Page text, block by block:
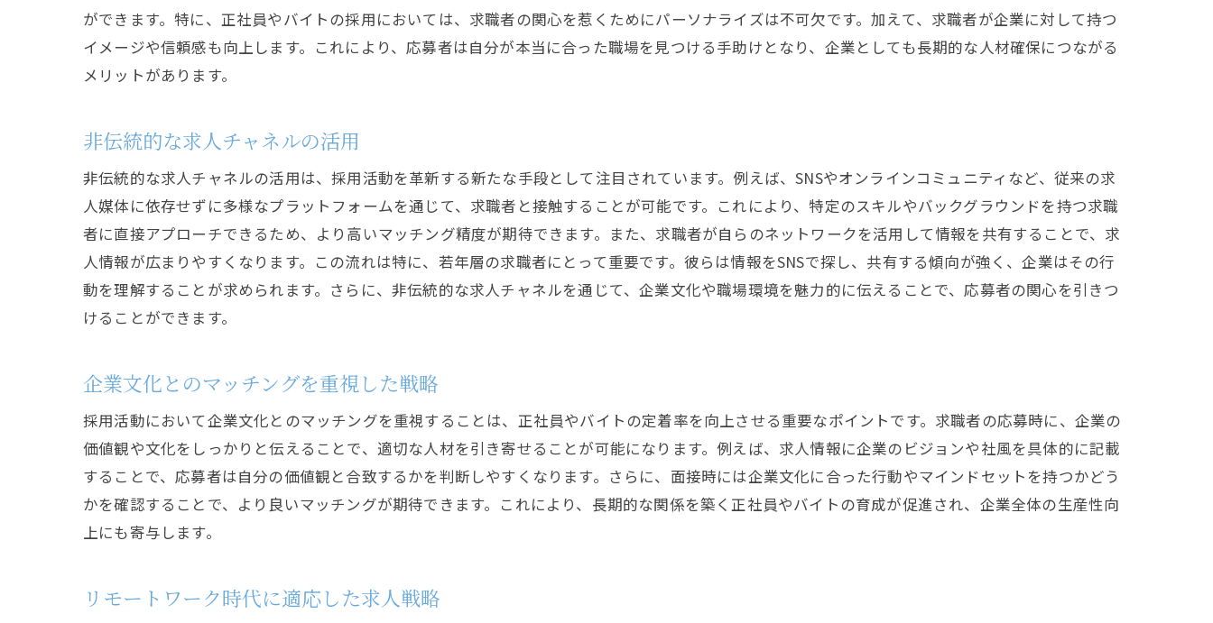
バイト採用のためのターゲット広告戦略
正社員候補者の長期的キャリアビジョンを示す
応募者体験を向上させるプロセスの設計
モバイルフレンドリーな応募フォームの作成
応募者フィードバックを活用したプロセス改善
面接のデジタル化がもたらす効率向上
自動化ツールを駆使した応募管理
多様性を重視した採用アプローチ
エンゲージメントを高める採用イベントの企画
技術革新がもたらす採用の変化
求人と採用の戦略的シナジーが企業を強化する
ができます。特に、正社員やバイトの採用においては、求職者の関心を惹くためにパーソナライズは不可欠です。加えて、求職者が企業に対して持つ
イメージや信頼感も向上します。これにより、応募者は自分が本当に合った職場を見つける手助けとなり、企業としても長期的な人材確保につながる
メリットがあります。
非伝統的な求人チャネルの活用
非伝統的な求人チャネルの活用は、採用活動を革新する新たな手段として注目されています。例えば、SNSやオンラインコミュニティなど、従来の求
人媒体に依存せずに多様なプラットフォームを通じて、求職者と接触することが可能です。これにより、特定のスキルやバックグラウンドを持つ求職
者に直接アプローチできるため、より高いマッチング精度が期待できます。また、求職者が自らのネットワークを活用して情報を共有することで、求
人情報が広まりやすくなります。この流れは特に、若年層の求職者にとって重要です。彼らは情報をSNSで探し、共有する傾向が強く、企業はその行
動を理解することが求められます。さらに、非伝統的な求人チャネルを通じて、企業文化や職場環境を魅力的に伝えることで、応募者の関心を引きつ
けることができます。
企業文化とのマッチングを重視した戦略
採用活動において企業文化とのマッチングを重視することは、正社員やバイトの定着率を向上させる重要なポイントです。求職者の応募時に、企業の
価値観や文化をしっかりと伝えることで、適切な人材を引き寄せることが可能になります。例えば、求人情報に企業のビジョンや社風を具体的に記載
することで、応募者は自分の価値観と合致するかを判断しやすくなります。さらに、面接時には企業文化に合った行動やマインドセットを持つかどう
かを確認することで、より良いマッチングが期待できます。これにより、長期的な関係を築く正社員やバイトの育成が促進され、企業全体の生産性向
上にも寄与します。
リモートワーク時代に適応した求人戦略